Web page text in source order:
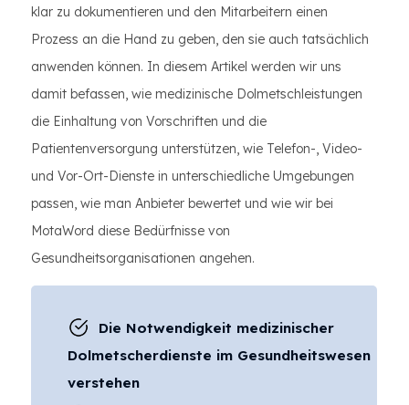
klar zu dokumentieren und den Mitarbeitern einen
Prozess an die Hand zu geben, den sie auch tatsächlich
anwenden können. In diesem Artikel werden wir uns
damit befassen, wie medizinische Dolmetschleistungen
die Einhaltung von Vorschriften und die
Patientenversorgung unterstützen, wie Telefon-, Video-
und Vor-Ort-Dienste in unterschiedliche Umgebungen
passen, wie man Anbieter bewertet und wie wir bei
MotaWord diese Bedürfnisse von
Gesundheitsorganisationen angehen.
Die Notwendigkeit medizinischer
Dolmetscherdienste im Gesundheitswesen
verstehen